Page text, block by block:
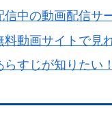
中の動画配信サ
動画サイトで見
すじが知りたい！